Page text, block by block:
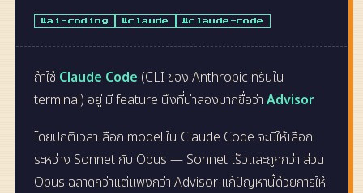
#ai-coding #claude #claude-code
ถ้าใช้ Claude Code (CLI ของ Anthropic ที่รันใน
terminal) อยู่ มี feature นึงที่น่าลองมากชื่อว่า Advisor
โดยปกติเวลาเลือก model ใน Claude Code จะมีให้เลือก
ระหว่าง Sonnet กับ Opus — Sonnet เร็วและถูกกว่า ส่วน
Opus ฉลาดกว่าแต่แพงกว่า Advisor แก้ปัญหานี้ด้วยการให้